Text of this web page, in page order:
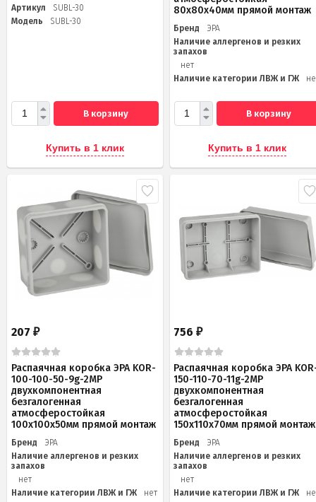
Артикул
SUBL-30
Модель
SUBL-30
В корзину
Купить в 1 клик
80х80х40мм прямой монтаж
Бренд
ЭРА
Наличие аллергенов и резких
запахов
нет
Наличие категории ЛВЖ и ГЖ
В корзину
Купить в 1 клик
207 ₽
Распаячная коробка ЭРА KOR-
100-100-50-9g-2MP
двухкомпонентная
безгалогенная
атмосферостойкая
100х100х50мм прямой монтаж
Бренд
ЭРА
Наличие аллергенов и резких
запахов
нет
Наличие категории ЛВЖ и ГЖ
нет
756₽
Распаячная коробка ЭРА
150-110-70-11g-2MP
двухкомпонентная
безгалогенная
атмосферостойкая
150х110х70мм прямой монтаж
Бренд
ЭРА
Наличие аллергенов и резких
запахов
нет
Наличие категории ЛВЖ и ГЖ